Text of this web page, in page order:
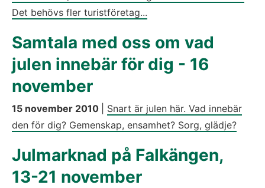
Det behövs fler turistföretag...
Samtala med oss om vad
julen innebär för dig - 16
november
15 november 2010
Snart är julen här. Vad innebär
den för dig? Gemenskap, ensamhet? Sorg, glädje?
Julmarknad på Falkängen,
13-21 november